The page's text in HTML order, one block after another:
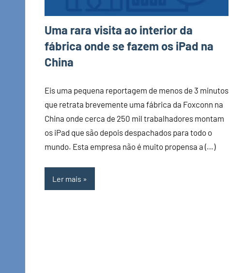
Uma rara visita ao interior da
fábrica onde se fazem os iPad na
China
Eis uma pequena reportagem de menos de 3 minutos
que retrata brevemente uma fábrica da Foxconn na
China onde cerca de 250 mil trabalhadores montam
os iPad que são depois despachados para todo o
mundo. Esta empresa não é muito propensa a (…)
Ler mais